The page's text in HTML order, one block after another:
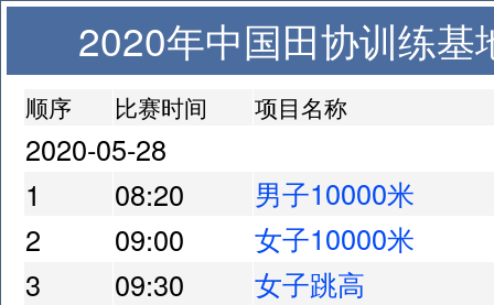
2020年中国田协训练基
顺序 比赛时间 项目名称
2020-05-28
1
08:20
男子10000米
2
09:00
女子10000米
3
09:30
女子跳高